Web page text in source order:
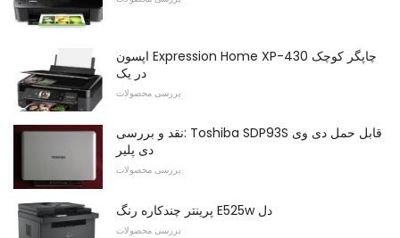
اپسون Expression Home XP-430 چاپگر کوچک
در یک
بررسی محصولات
نقد و بررسی: Toshiba SDP93S قابل حمل دی وی
دی پلیر
بررسی محصولات
پرینتر چندکاره رنگ E525w دل
بررسی محصولات